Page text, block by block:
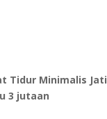
Tidur Minimalis Jati
3 jutaan